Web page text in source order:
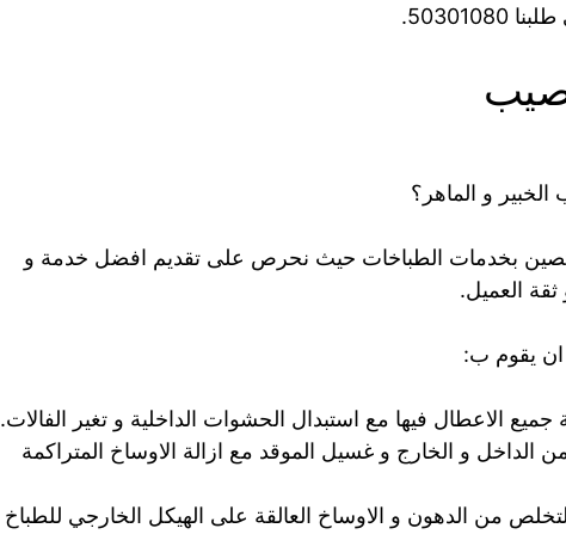
و الماهر؟
بخدمات الطباخات حيث نحرص على تقديم افضل خدمة و
العميل.
ان يقوم ب:
جميع الاعطال فيها مع استبدال الحشوات الداخلية و تغير الفالات.
الداخل و الخارج و غسيل الموقد مع ازالة الاوساخ المتراكمة
من الدهون و الاوساخ العالقة على الهيكل الخارجي للطباخ